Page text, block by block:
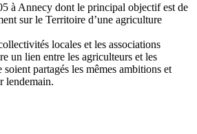
à Annecy dont le principal objectif est de
sur le Territoire d’une agriculture
locales et les associations
un lien entre les agriculteurs et les
partagés les mêmes ambitions et
lendemain.